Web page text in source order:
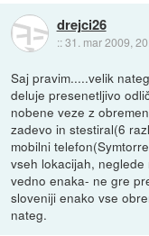
drejci26
::31. mar 2009,
Saj pravim.....velik
deluje presenetljivo
nobene veze z
zadevo in stestiral(6
mobilni
vseh lokacijah,
vedno enaka- ne gre
sloveniji enako vse
nateg.